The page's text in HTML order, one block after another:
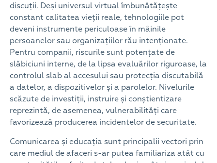
discuții. Deși universul virtual îmbunătățește
constant calitatea vieții reale, tehnologiile pot
deveni instrumente periculoase în mâinile
persoanelor sau organizațiilor rău intenționate.
Pentru companii, riscurile sunt potențate de
slăbiciuni interne, de la lipsa evaluărilor riguroase, la
controlul slab al accesului sau protecția discutabilă
a datelor, a dispozitivelor și a parolelor. Nivelurile
scăzute de investiții, instruire și conștientizare
reprezintă, de asemenea, vulnerabilități care
favorizează producerea incidentelor de securitate.
Comunicarea și educația sunt principalii vectori prin
care mediul de afaceri s-ar putea familiariza atât cu